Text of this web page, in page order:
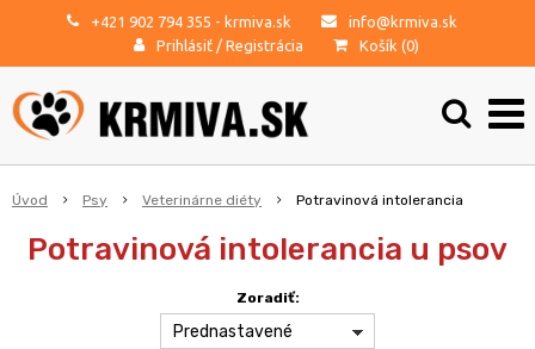
+421 902 794 355 - krmiva.sk
info@krmiva.sk
Prihlásiť / Registrácia Košík (0)
Úvod Psy Veterinárne diéty Potravinová intolerancia
Potravinová intolerancia u psov
Zoradiť:
Prednastavené